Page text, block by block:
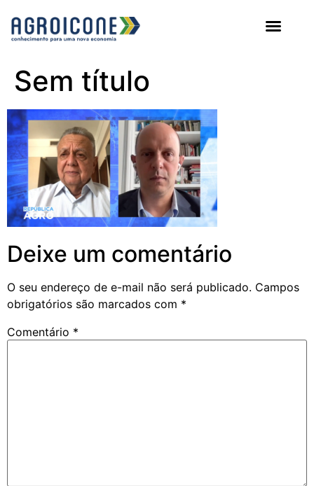
Sem título
Deixe um comentário
O seu endereço de e-mail não será publicado. Campos
obrigatórios são marcados com *
Comentário *